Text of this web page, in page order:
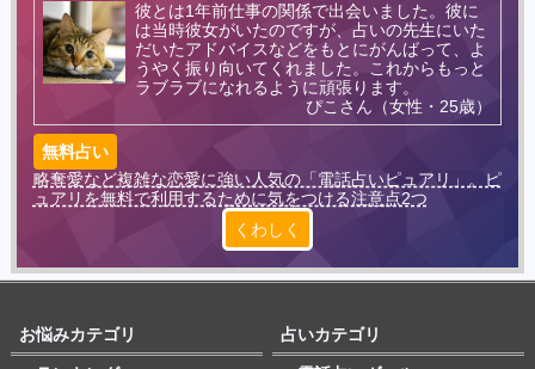
彼とは1年前仕事の関係で出会いました。彼に
は当時彼女がいたのですが、占いの先生にいた
だいたアドバイスなどをもとにがんばって、よ
うやく振り向いてくれました。これからもっと
ラブラブになれるように頑張ります。
ぴこさん（女性・25歳）
無料占い
略奪愛など複雑な恋愛に強い人気の「電話占いピュアリ」。ピ
ュアリを無料で利用するために気をつける注意点2つ
くわしく
お悩みカテゴリ 占いカテゴリ